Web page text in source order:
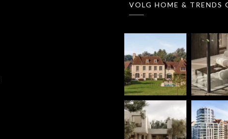
VOLG HOME & TRENDS